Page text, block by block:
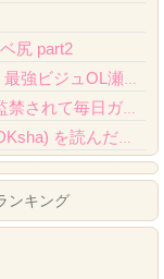
尻 part2
「嫌なのに…身体が勝手にイっちゃう…」最強ビジュOL瀬戸環奈が出張先で嫌いな昭和おじ...
【朗報】膣内監禁 爆乳爆尻ストーカーに監禁されて毎日ガチ絶頂生ハメ強要、クオリティが...
ぐいぐいくる10歳年下のいとこちゃん。(DKsha) を読んだんだが……これはやばい...
ンキング